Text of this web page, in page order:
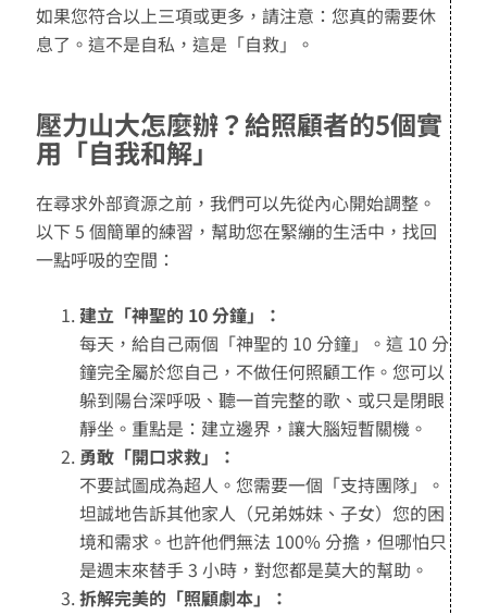
如果您符合以上三項或更多，請注意：您真的需要休
息了。這不是自私，這是「自救」。
壓力山大怎麼辦？給照顧者的5個實
用「自我和解」
在尋求外部資源之前，我們可以先從內心開始調整。
以下 5 個簡單的練習，幫助您在緊繃的生活中，找回
一點呼吸的空間：
建立「神聖的 10 分鐘」：
每天，給自己兩個「神聖的 10 分鐘」。這 10 分
鐘完全屬於您自己，不做任何照顧工作。您可以
躲到陽台深呼吸、聽一首完整的歌、或只是閉眼
靜坐。重點是：建立邊界，讓大腦短暫關機。
勇敢「開口求救」：
不要試圖成為超人。您需要一個「支持團隊」。
坦誠地告訴其他家人（兄弟姊妹、子女）您的困
境和需求。也許他們無法 100% 分擔，但哪怕只
是週末來替手 3 小時，對您都是莫大的幫助。
拆解完美的「照顧劇本」：